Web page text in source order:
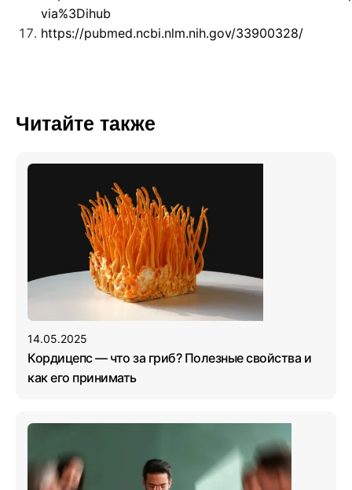
via%3Dihub
https://pubmed.ncbi.nlm.nih.gov/33900328/
Читайте также
14.05.2025
Кордицепс — что за гриб? Полезные свойства и
как его принимать